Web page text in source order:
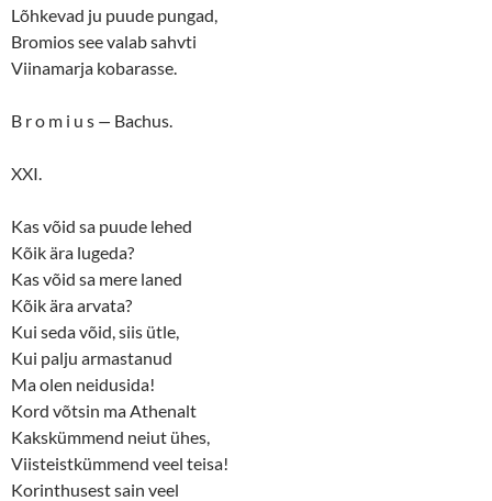
Lõhkevad ju puude pungad,
Bromios see valab sahvti
Viinamarja kobarasse.
B r o m i u s — Bachus.
XXI.
Kas võid sa puude lehed
Kõik ära lugeda?
Kas võid sa mere laned
Kõik ära arvata?
Kui seda võid, siis ütle,
Kui palju armastanud
Ma olen neidusida!
Kord võtsin ma Athenalt
Kakskümmend neiut ühes,
Viisteistkümmend veel teisa!
Korinthusest sain veel